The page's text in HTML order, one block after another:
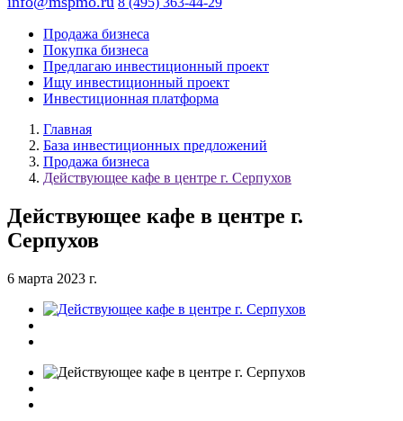
Продажа бизнеса
Покупка бизнеса
Предлагаю инвестиционный проект
Ищу инвестиционный проект
Инвестиционная платформа
Главная
База инвестиционных предложений
Продажа бизнеса
Действующее кафе в центре г. Серпухов
Действующее кафе в центре г.
Серпухов
6 марта 2023 г.